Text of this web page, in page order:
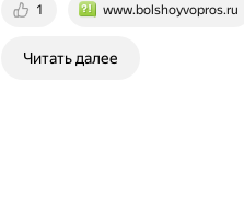
1 www.bolshoyvopros.ru
Читать далее